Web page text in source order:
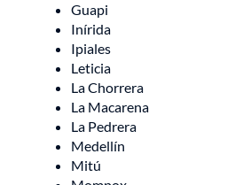
Guapi
Inírida
Ipiales
Leticia
La Chorrera
La Macarena
La Pedrera
Medellín
Mitú